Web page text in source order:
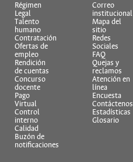
Régimen
Legal
Talento
humano
Contratación
Ofertas de
empleo
Rendición
de cuentas
Concurso
docente
Pago
Virtual
Control
interno
Calidad
Buzón de
notificaciones
Correo
institucional
Mapa del
sitio
Redes
Sociales
FAQ
Quejas y
reclamos
Atención en
línea
Encuesta
Contáctenos
Estadísticas
Glosario